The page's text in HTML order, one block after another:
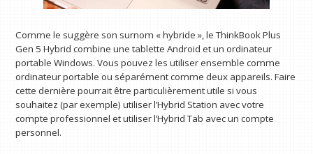
Comme le suggère son surnom « hybride », le ThinkBook Plus
Gen 5 Hybrid combine une tablette Android et un ordinateur
portable Windows. Vous pouvez les utiliser ensemble comme
ordinateur portable ou séparément comme deux appareils. Faire
cette dernière pourrait être particulièrement utile si vous
souhaitez (par exemple) utiliser l’Hybrid Station avec votre
compte professionnel et utiliser l’Hybrid Tab avec un compte
personnel.